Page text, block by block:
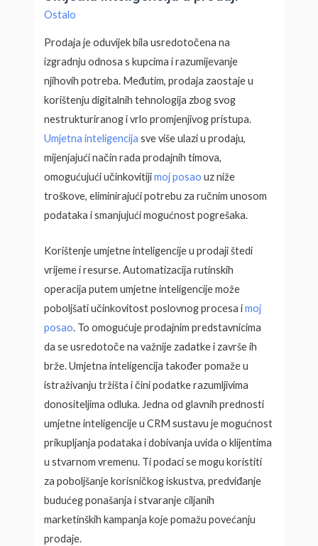
Ostalo
Prodaja je oduvijek bila usredotočena na
izgradnju odnosa s kupcima i razumijevanje
njihovih potreba. Međutim, prodaja zaostaje u
korištenju digitalnih tehnologija zbog svog
nestrukturiranog i vrlo promjenjivog pristupa.
Umjetna inteligencija sve više ulazi u prodaju,
mijenjajući način rada prodajnih timova,
omogućujući učinkovitijimoj posao uz niže
troškove, eliminirajući potrebu za ručnim unosom
podataka i smanjujući mogućnost pogrešaka.
Korištenje umjetne inteligencije u prodaji štedi
vrijeme i resurse. Automatizacija rutinskih
operacija putem umjetne inteligencije može
poboljšati učinkovitost poslovnog procesa imoj
posao. To omogućuje prodajnim predstavnicima
da se usredotoče na važnije zadatke i završe ih
brže. Umjetna inteligencija također pomaže u
istraživanju tržišta i čini podatke razumljivima
donositeljima odluka. Jedna od glavnih prednosti
umjetne inteligencije u CRM sustavu je mogućnost
prikupljanja podataka i dobivanja uvida o klijentima
u stvarnom vremenu. Ti podaci se mogu koristiti
za poboljšanje korisničkog iskustva, predviđanje
budućeg ponašanja i stvaranje ciljanih
marketinških kampanja koje pomažu povećanju
prodaje.